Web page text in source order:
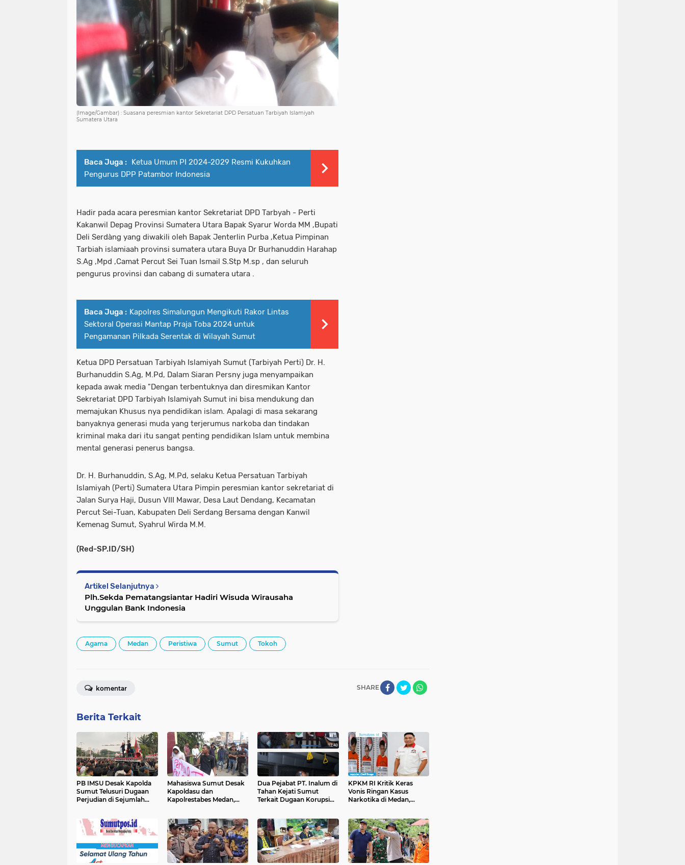
(Image/Gambar) : Suasana peresmian kantor Sekretariat DPD Persatuan Tarbiyah Islamiyah
Sumatera Utara
Baca Juga : Ketua Umum PI 2024-2029 Resmi Kukuhkan
Pengurus DPP Patambor Indonesia
Hadir pada acara peresmian kantor Sekretariat DPD Tarbyah - Perti
Kakanwil Depag Provinsi Sumatera Utara Bapak Syarur Worda MM ,Bupati
Deli Serdàng yang diwakili oleh Bapak Jenterlin Purba ,Ketua Pimpinan
Tarbiah islamiaah provinsi sumatera utara Buya Dr Burhanuddin Harahap
S.Ag ,Mpd ,Camat Percut Sei Tuan Ismail S.Stp M.sp , dan seluruh
pengurus provinsi dan cabang di sumatera utara .
Baca Juga : Kapolres Simalungun Mengikuti Rakor Lintas
Sektoral Operasi Mantap Praja Toba 2024 untuk
Pengamanan Pilkada Serentak di Wilayah Sumut
Ketua DPD Persatuan Tarbiyah Islamiyah Sumut (Tarbiyah Perti) Dr. H.
Burhanuddin S.Ag, M.Pd, Dalam Siaran Persny juga menyampaikan
kepada awak media "Dengan terbentuknya dan diresmikan Kantor
Sekretariat DPD Tarbiyah Islamiyah Sumut ini bisa mendukung dan
memajukan Khusus nya pendidikan islam. Apalagi di masa sekarang
banyaknya generasi muda yang terjerumus narkoba dan tindakan
kriminal maka dari itu sangat penting pendidikan Islam untuk membina
mental generasi penerus bangsa.
Dr. H. Burhanuddin, S.Ag, M.Pd, selaku Ketua Persatuan Tarbiyah
Islamiyah (Perti) Sumatera Utara Pimpin peresmian kantor sekretariat di
Jalan Surya Haji, Dusun VIII Mawar, Desa Laut Dendang, Kecamatan
Percut Sei-Tuan, Kabupaten Deli Serdang Bersama dengan Kanwil
Kemenag Sumut, Syahrul Wirda M.M.
(Red-SP.ID/SH)
Artikel Selanjutnya
Plh.Sekda Pematangsiantar Hadiri Wisuda Wirausaha
Unggulan Bank Indonesia
Agama Medan Peristiwa Sumut Tokoh
SHARE
komentar
Berita Terkait
PB IMSU Desak Kapolda
Sumut Telusuri Dugaan
Perjudian di Sejumlah
Mahasiswa Sumut Desak
Kapoldasu dan
Kapolrestabes Medan,
FORMI
Dua Pejabat PT. Inalum di
Tahan Kejati Sumut
Terkait Dugaan Korupsi
2024
KPKM RI Kritik Keras
Vonis Ringan Kasus
Narkotika di Medan,